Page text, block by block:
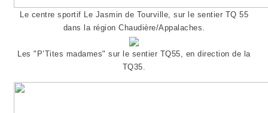
Le centre sportif Le Jasmin de Tourville, sur le sentier TQ 55
dans la région Chaudière/Appalaches.
Les "P’Tites madames" sur le sentier TQ55, en direction de la
TQ35.